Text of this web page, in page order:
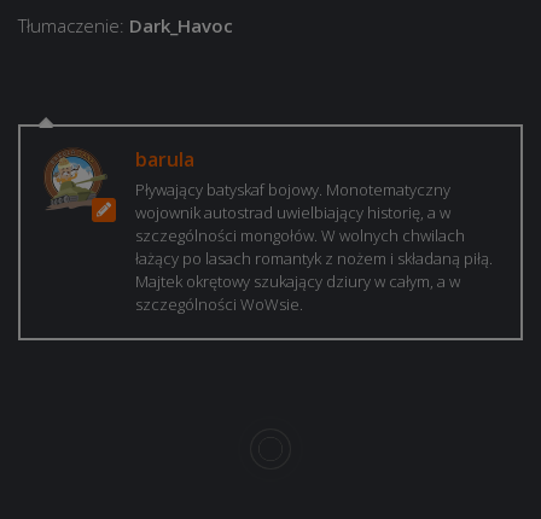
Tłumaczenie: Dark_Havoc
barula
Pływający batyskaf bojowy. Monotematyczny
wojownik autostrad uwielbiający historię, a w
szczególności mongołów. W wolnych chwilach
łażący po lasach romantyk z nożem i składaną piłą.
Majtek okrętowy szukający dziury w całym, a w
szczególności WoWsie.